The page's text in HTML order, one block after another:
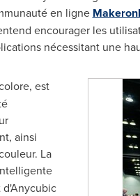
en ligne
encourager les
nécessitant une
est
ainsi
La